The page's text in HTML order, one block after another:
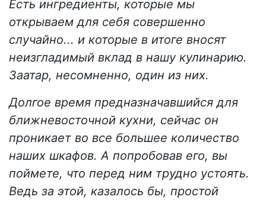
Есть ингредиенты, которые мы
открываем для себя совершенно
случайно... и которые в итоге вносят
неизгладимый вклад в нашу кулинарию.
Заатар, несомненно, один из них.
Долгое время предназначавшийся для
ближневосточной кухни, сейчас он
проникает во все большее количество
наших шкафов. А попробовав его, вы
поймете, что перед ним трудно устоять.
Ведь за этой, казалось бы, простой